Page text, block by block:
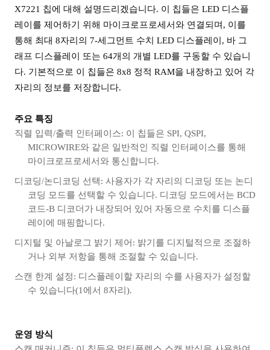
X7221 칩에 대해 설명드리겠습니다. 이 칩들은 LED 디스플
레이를 제어하기 위해 마이크로프로세서와 연결되며, 이를
통해 최대 8자리의 7-세그먼트 수치 LED 디스플레이, 바 그
래프 디스플레이 또는 64개의 개별 LED를 구동할 수 있습니
다. 기본적으로 이 칩들은 8x8 정적 RAM을 내장하고 있어 각
자리의 정보를 저장합니다.
주요 특징
직렬 입력/출력 인터페이스: 이 칩들은 SPI, QSPI,
MICROWIRE와 같은 일반적인 직렬 인터페이스를 통해
마이크로프로세서와 통신합니다.
디코딩/논디코딩 선택: 사용자가 각 자리의 디코딩 또는 논디
코딩 모드를 선택할 수 있습니다. 디코딩 모드에서는 BCD
코드-B 디코더가 내장되어 있어 자동으로 수치를 디스플
레이에 매핑합니다.
디지털 및 아날로그 밝기 제어: 밝기를 디지털적으로 조절하
거나 외부 저항을 통해 조절할 수 있습니다.
스캔 한계 설정: 디스플레이할 자리의 수를 사용자가 설정할
수 있습니다(1에서 8자리).
운영 방식